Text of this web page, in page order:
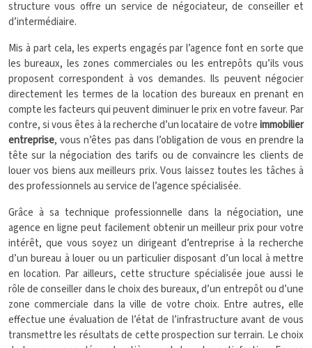
structure vous offre un service de négociateur, de conseiller et
d’intermédiaire.
Mis à part cela, les experts engagés par l’agence font en sorte que
les bureaux, les zones commerciales ou les entrepôts qu’ils vous
proposent correspondent à vos demandes. Ils peuvent négocier
directement les termes de la location des bureaux en prenant en
compte les facteurs qui peuvent diminuer le prix en votre faveur. Par
contre, si vous êtes à la recherche d’un locataire de votreimmobilier
entreprise, vous n’êtes pas dans l’obligation de vous en prendre la
tête sur la négociation des tarifs ou de convaincre les clients de
louer vos biens aux meilleurs prix. Vous laissez toutes les tâches à
des professionnels au service de l’agence spécialisée.
Grâce à sa technique professionnelle dans la négociation, une
agence en ligne peut facilement obtenir un meilleur prix pour votre
intérêt, que vous soyez un dirigeant d’entreprise à la recherche
d’un bureau à louer ou un particulier disposant d’un local à mettre
en location. Par ailleurs, cette structure spécialisée joue aussi le
rôle de conseiller dans le choix des bureaux, d’un entrepôt ou d’une
zone commerciale dans la ville de votre choix. Entre autres, elle
effectue une évaluation de l’état de l’infrastructure avant de vous
transmettre les résultats de cette prospection sur terrain. Le choix